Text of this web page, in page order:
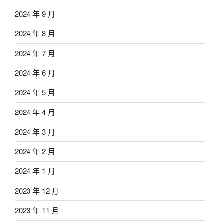
2024 年 9 月
2024 年 8 月
2024 年 7 月
2024 年 6 月
2024 年 5 月
2024 年 4 月
2024 年 3 月
2024 年 2 月
2024 年 1 月
2023 年 12 月
2023 年 11 月